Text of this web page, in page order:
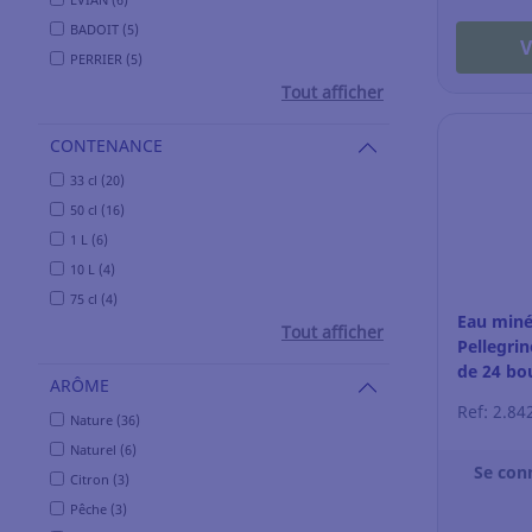
BADOIT (5)
PERRIER (5)
Tout afficher
CONTENANCE
33 cl (20)
50 cl (16)
1 L (6)
10 L (4)
75 cl (4)
Tout afficher
ARÔME
Nature (36)
Naturel (6)
Citron (3)
Pêche (3)
Eau
de 24
Ref:
Se